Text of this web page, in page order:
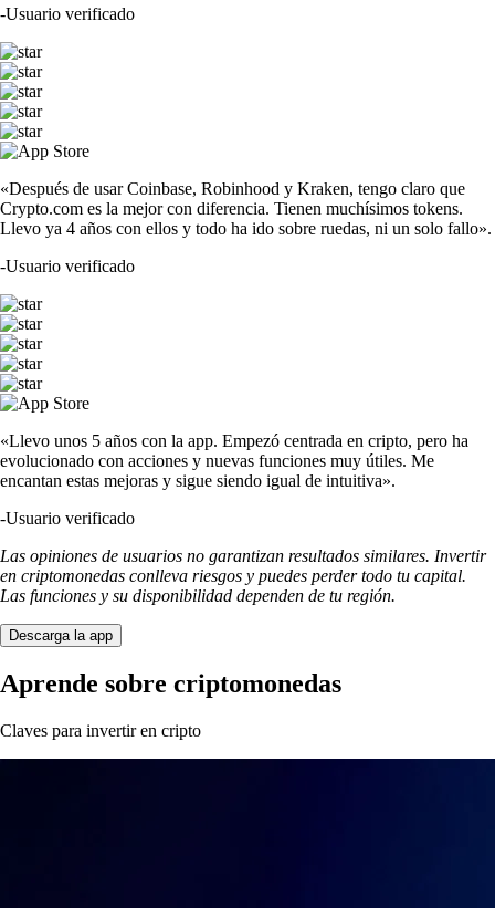
-Usuario verificado
«Después de usar Coinbase, Robinhood y Kraken, tengo claro que
Crypto.com es la mejor con diferencia. Tienen muchísimos tokens.
Llevo ya 4 años con ellos y todo ha ido sobre ruedas, ni un solo fallo».
-Usuario verificado
«Llevo unos 5 años con la app. Empezó centrada en cripto, pero ha
evolucionado con acciones y nuevas funciones muy útiles. Me
encantan estas mejoras y sigue siendo igual de intuitiva».
-Usuario verificado
Las opiniones de usuarios no garantizan resultados similares. Invertir
en criptomonedas conlleva riesgos y puedes perder todo tu capital.
Las funciones y su disponibilidad dependen de tu región.
Descarga la app
Aprende sobre criptomonedas
Claves para invertir en cripto